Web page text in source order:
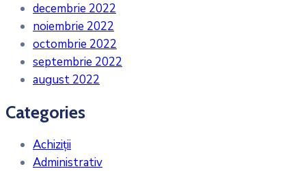
decembrie 2022
noiembrie 2022
octombrie 2022
septembrie 2022
august 2022
Categories
Achiziții
Administrativ